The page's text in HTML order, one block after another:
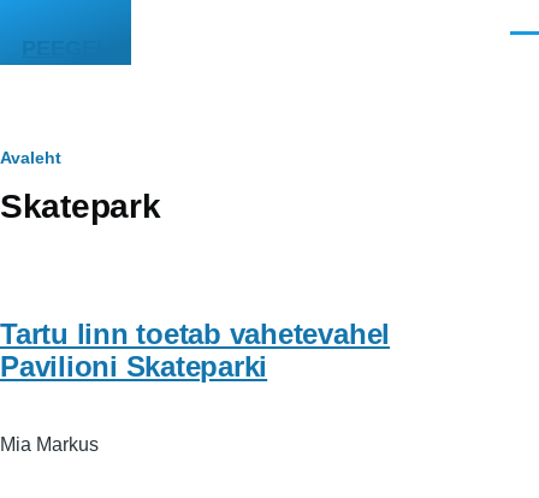
PEEGEL
Leivapuru
Avaleht
Skatepark
Tartu linn toetab vahetevahel
Pavilioni Skateparki
Mia Markus